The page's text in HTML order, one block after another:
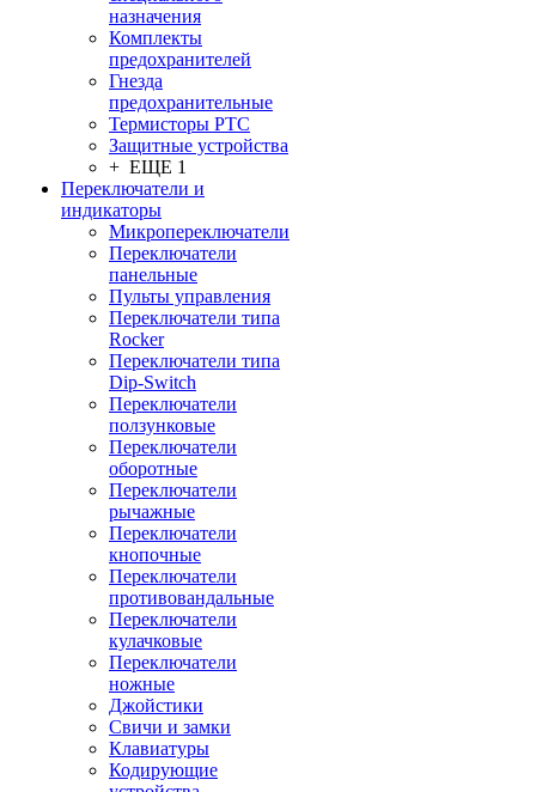
назначения
Комплекты
предохранителей
Гнезда
предохранительные
Термисторы PTC
Защитные устройства
+ ЕЩЕ 1
Переключатели и
индикаторы
Микропереключатели
Переключатели
панельные
Пульты управления
Переключатели типа
Rocker
Переключатели типа
Dip-Switch
Переключатели
ползунковые
Переключатели
оборотные
Переключатели
рычажные
Переключатели
кнопочные
Переключатели
противовандальные
Переключатели
кулачковые
Переключатели
ножные
Джойстики
Свичи и замки
Клавиатуры
Кодирующие